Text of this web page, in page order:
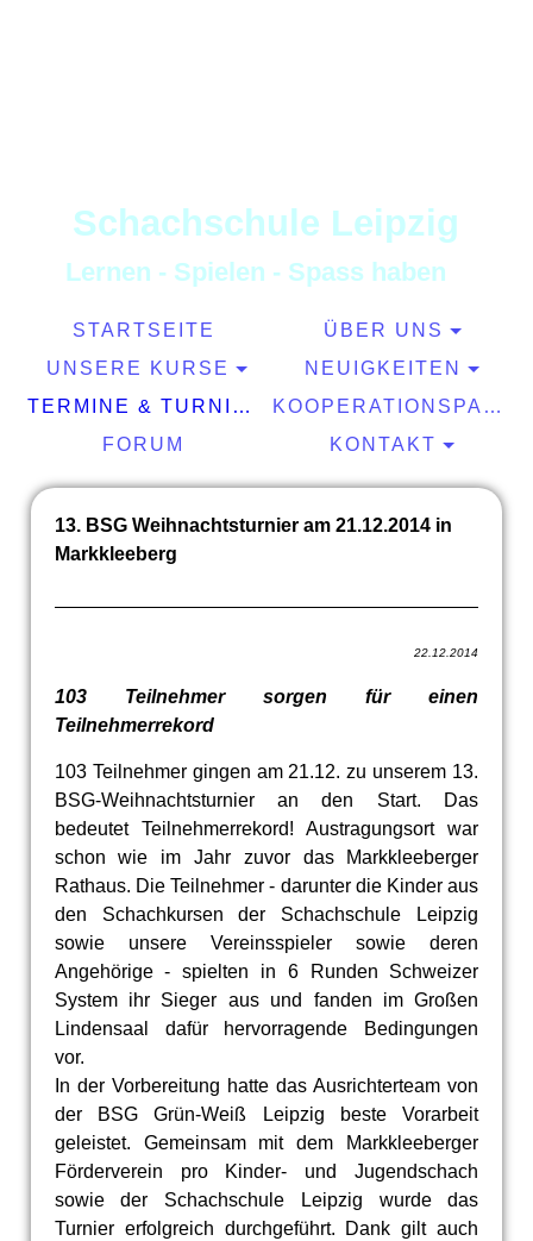
Schachschule Leipzig
Lernen - Spielen - Spass haben
STARTSEITE
ÜBER UNS
UNSERE KURSE
NEUIGKEITEN
TERMINE & TURNIERE
KOOPERATIONSPARTNER
FORUM
KONTAKT
13. BSG Weihnachtsturnier am 21.12.2014 in
Markkleeberg
22.12.2014
103 Teilnehmer sorgen für einen
Teilnehmerrekord
103 Teilnehmer gingen am 21.12. zu unserem 13.
BSG-Weihnachtsturnier an den Start. Das
bedeutet Teilnehmerrekord! Austragungsort war
schon wie im Jahr zuvor das Markkleeberger
Rathaus. Die Teilnehmer - darunter die Kinder aus
den Schachkursen der Schachschule Leipzig
sowie unsere Vereinsspieler sowie deren
Angehörige - spielten in 6 Runden Schweizer
System ihr Sieger aus und fanden im Großen
Lindensaal dafür hervorragende Bedingungen
vor.
In der Vorbereitung hatte das Ausrichterteam von
der BSG Grün-Weiß Leipzig beste Vorarbeit
geleistet. Gemeinsam mit dem Markkleeberger
Förderverein pro Kinder- und Jugendschach
sowie der Schachschule Leipzig wurde das
Turnier erfolgreich durchgeführt. Dank gilt auch